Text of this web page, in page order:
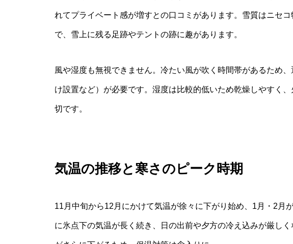
れてプライベート感が増すとの口コミがあります。雪質はニセ
で、雪上に残る足跡やテントの跡に趣があります。
風や湿度も無視できません。冷たい風が吹く時間帯があるため
け設置など）が必要です。湿度は比較的低いため乾燥しやすく
切です。
気温の推移と寒さのピーク時期
11月中旬から12月にかけて気温が徐々に下がり始め、1月・2月
に氷点下の気温が長く続き、日の出前や夕方の冷え込みが厳し